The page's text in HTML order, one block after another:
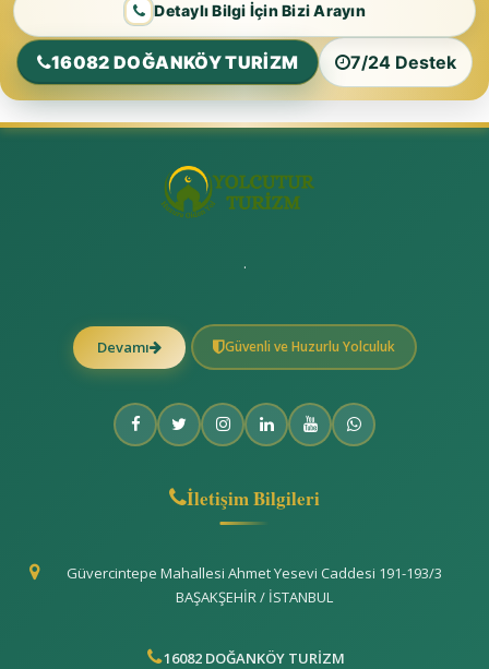
Detaylı Bilgi İçin Bizi Arayın
16082 DOĞANKÖY TURİZM 7/24 Destek
.
Devamı Güvenli ve Huzurlu Yolculuk
İletişim Bilgileri
Güvercintepe Mahallesi Ahmet Yesevi Caddesi 191-193/3
BAŞAKŞEHİR / İSTANBUL
16082 DOĞANKÖY TURİZM